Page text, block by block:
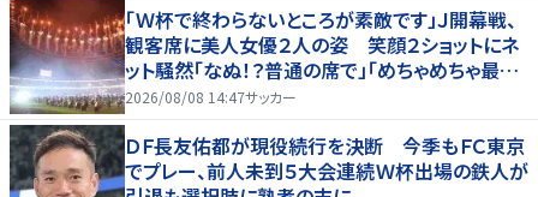
「Ｗ杯で終わらないところが素敵です」Ｊ開幕戦、
観客席に美人女優２人の姿 笑顔２ショットにネ
ット騒然「なぬ！？普通の席で」「めちゃめちゃ最上
級に可愛すぎ」
2026/08/08 14:47サッカー
ＤＦ長友佑都が現役続行を決断 今季もＦＣ東京
でプレー、前人未到５大会連続Ｗ杯出場の鉄人が